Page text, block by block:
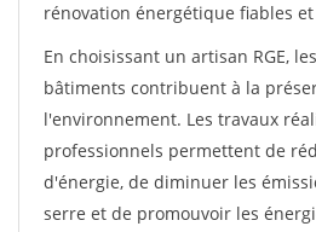
rénovation énergétique fiables
En choisissant un artisan RGE,
bâtiments contribuent à la
l'environnement. Les travaux
professionnels permettent de
d'énergie, de diminuer les
serre et de promouvoir les